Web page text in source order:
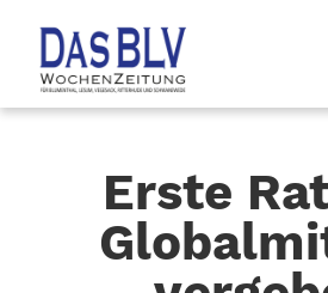
Erste